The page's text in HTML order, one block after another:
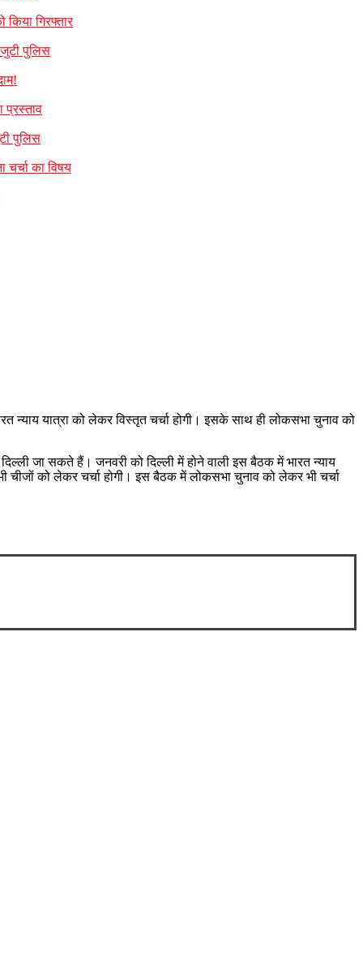
गिरफ्तार
पुलिस
प्रस्ताव
पुलिस
का विषय
न्याय यात्रा को लेकर विस्तृत चर्चा होगी। इसके साथ ही लोकसभा चुनाव को
जा सकते हैं। जनवरी को दिल्ली में होने वाली इस बैठक में भारत न्याय
चीजों को लेकर चर्चा होगी। इस बैठक में लोकसभा चुनाव को लेकर भी चर्चा